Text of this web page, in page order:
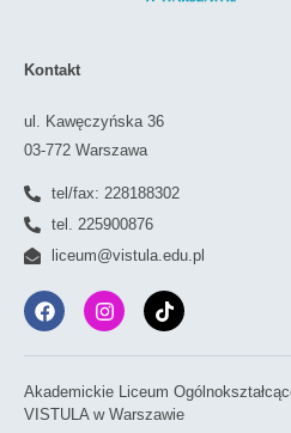
Kontakt
ul. Kawęczyńska 36
03-772 Warszawa
tel/fax: 228188302
tel. 225900876
liceum@vistula.edu.pl
Akademickie Liceum
VISTULA w Warszawie